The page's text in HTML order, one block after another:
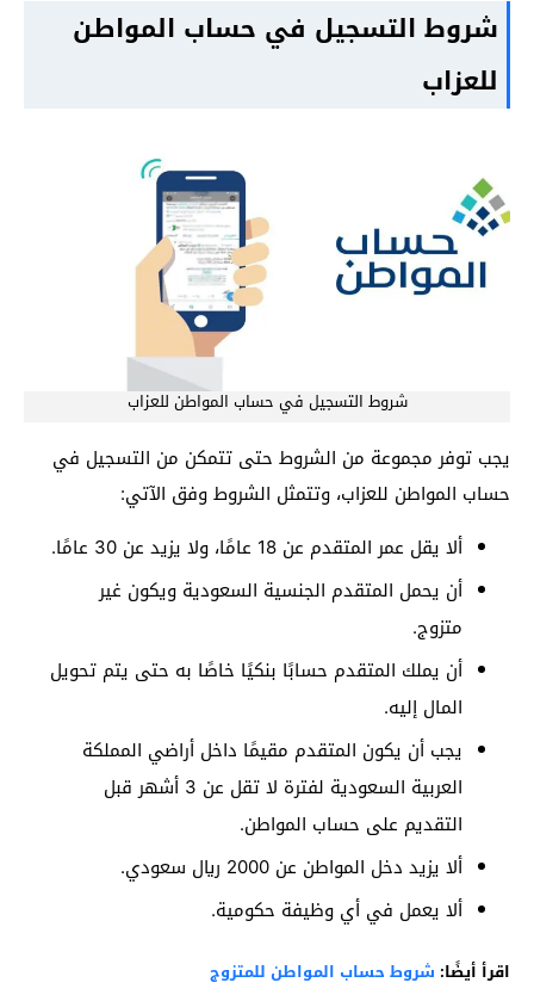
شروط التسجيل في حساب المواطن
للعزاب
شروط التسجيل في حساب المواطن للعزاب
يجب توفر مجموعة من الشروط حتى تتمكن من التسجيل في
حساب المواطن للعزاب، وتتمثل الشروط وفق الآتي:
ألا يقل عمر المتقدم عن 18 عامًا، ولا يزيد عن 30 عامًا.
أن يحمل المتقدم الجنسية السعودية ويكون غير
متزوج.
أن يملك المتقدم حسابًا بنكيًا خاصًا به حتى يتم تحويل
المال إليه.
يجب أن يكون المتقدم مقيمًا داخل أراضي المملكة
العربية السعودية لفترة لا تقل عن 3 أشهر قبل
التقديم على حساب المواطن.
ألا يزيد دخل المواطن عن 2000 ريال سعودي.
ألا يعمل في أي وظيفة حكومية.
اقرأ أيضًا: شروط حساب المواطن للمتزوج